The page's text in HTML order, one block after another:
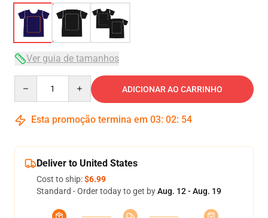
Ver guia de tamanhos
ADICIONAR AO CARRINHO
Esta promoção termina em 03: 02: 53
Deliver to United States
Cost to ship:$6.99
Standard - Order today to get byAug. 12 - Aug. 19